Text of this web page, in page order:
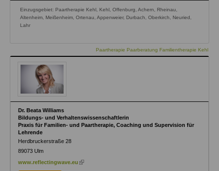
Einzugsgebiet: Paartherapie Kehl, Kehl, Offenburg, Achern, Rheinau,
Altenheim, Meißenheim, Ortenau, Appenweier, Durbach, Oberkirch, Neuried,
Lahr
Paartherapie Paarberatung Familientherapie Kehl
Dr. Beata Williams
Bildungs- und Verhaltenswissenschaftlerin
Praxis für Familien- und Paartherapie, Coaching und Supervision für
Lehrende
Herdbruckerstraße 28
89073 Ulm
www.reflectingwave.eu (link